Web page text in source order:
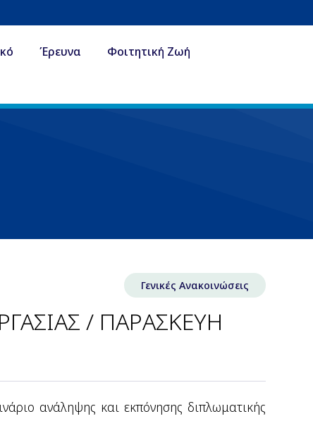
Έρευνα
Φοιτητική Ζωή
Γενικές Ανακοινώσεις
/ ΠΑΡΑΣΚΕΥΗ
ανάληψης και εκπόνησης διπλωματικής